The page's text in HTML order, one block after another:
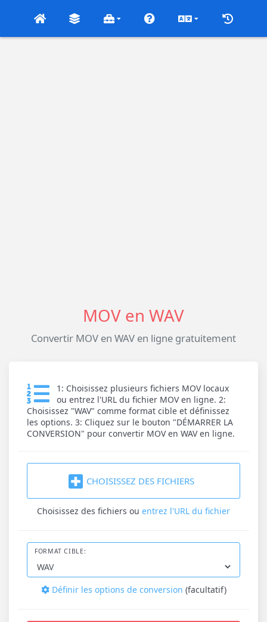
MOV en WAV
Convertir MOV en WAV en ligne gratuitement
1: Choisissez plusieurs fichiers MOV locaux
ou entrez l'URL du fichier MOV en ligne. 2:
Choisissez "WAV" comme format cible et définissez
les options. 3: Cliquez sur le bouton "DÉMARRER LA
CONVERSION" pour convertir MOV en WAV en ligne.
CHOISISSEZ DES FICHIERS
Choisissez des fichiers ou entrez l'URL du fichier
FORMAT CIBLE:
Définir les options de conversion (facultatif)